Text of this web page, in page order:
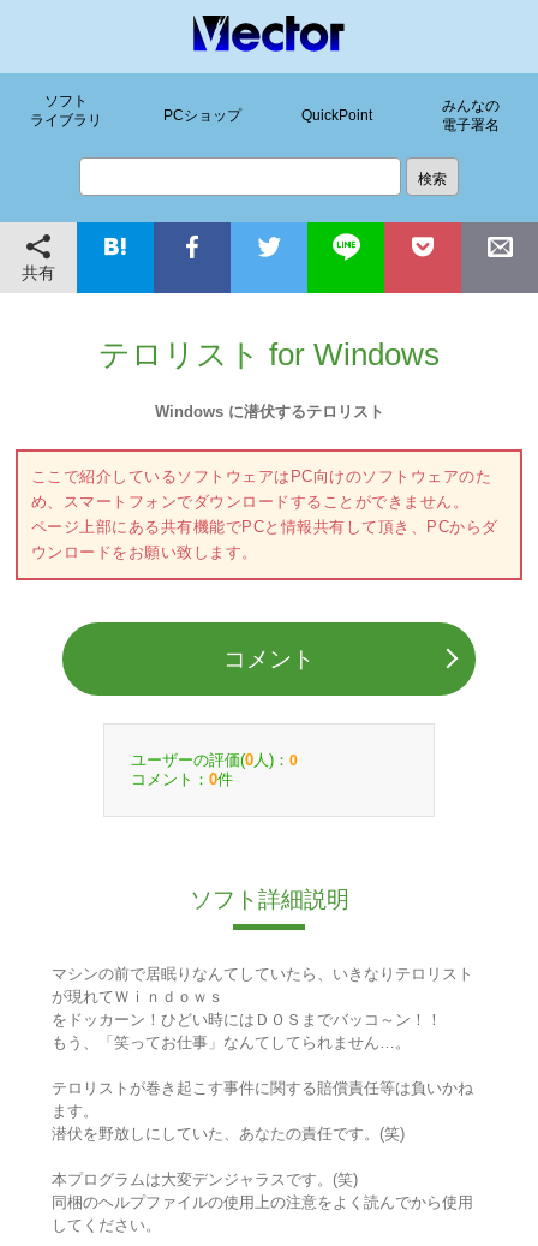
ソフト
ライブラリ
PCショップ QuickPoint
みんなの
電子署名
共有
テロリスト for Windows
Windows に潜伏するテロリスト
ここで紹介しているソフトウェアはPC向けのソフトウェアのた
め、スマートフォンでダウンロードすることができません。
ページ上部にある共有機能でPCと情報共有して頂き、PCからダ
ウンロードをお願い致します。
コメント
ユーザーの評価(0 人)： 0
コメント： 0件
ソフト詳細説明
マシンの前で居眠りなんてしていたら、いきなりテロリスト
が現れてＷｉｎｄｏｗｓ
をドッカーン！ひどい時にはＤＯＳまでバッコ～ン！！
もう、「笑ってお仕事」なんてしてられません…。
テロリストが巻き起こす事件に関する賠償責任等は負いかね
ます。
潜伏を野放しにしていた、あなたの責任です。(笑)
本プログラムは大変デンジャラスです。(笑)
同梱のヘルプファイルの使用上の注意をよく読んでから使用
してください。